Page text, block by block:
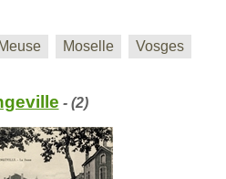
pays
Meuse Moselle Vosges
- (2)